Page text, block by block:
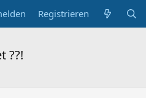
Registrieren
??!